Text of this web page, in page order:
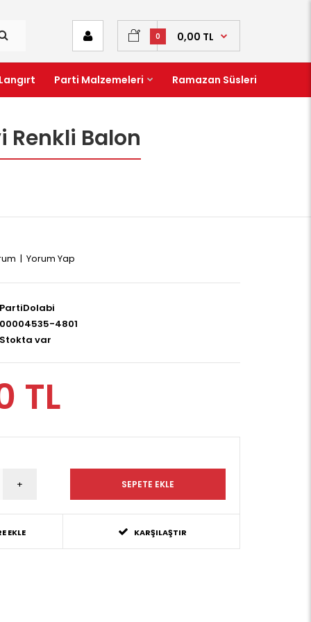
0 0,00 TL
Parti Malzemeleri Ramazan Süsleri
Renkli Balon
| Yorum Yap
PartiDolabi
4801
var
TL
EKLE KARŞILAŞTIR